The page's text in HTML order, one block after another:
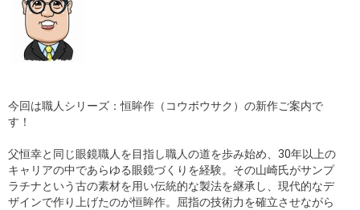
今回は職人シリーズ：恒眸作（コウボウサク）の新作ご案内で
す！
父恒幸と同じ眼鏡職人を目指し職人の道を歩み始め、30年以上の
キャリアの中であらゆる眼鏡づくりを経験。その山崎氏がサンプ
ラチナという古の素材を用い伝統的な製法を継承し、現代的なデ
ザインで作り上げたのが恒眸作。屈指の技術力を確立させながら